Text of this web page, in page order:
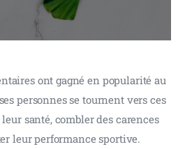
ont gagné en popularité au
personnes se tournent vers ces
santé, combler des carences
leur performance sportive.